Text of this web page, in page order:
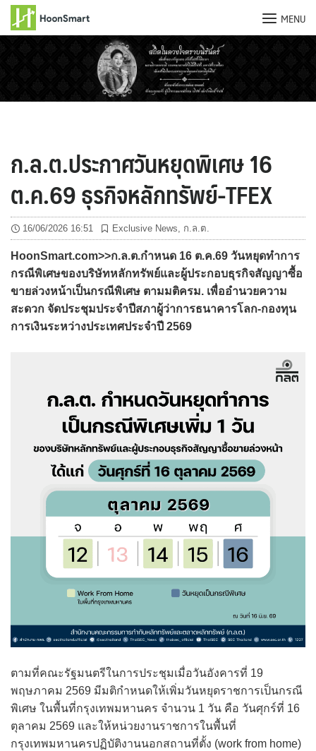
MENU
ก.ล.ต.ประกาศวันหยุดพิเศษ 16
ต.ค.69 ธุรกิจหลักทรัพย์-TFEX
16/06/2026 16:51 Exclusive News ก.ล.ต.
HoonSmart.com>>ก.ล.ต.กำหนด 16 ต.ค.69 วันหยุดทำการ
กรณีพิเศษของบริษัทหลักทรัพย์และผู้ประกอบธุรกิจสัญญาซื้อ
ขายล่วงหน้าเป็นกรณีพิเศษ ตามมติครม. เพื่ออำนวยความ
สะดวก จัดประชุมประจำปีสภาผู้ว่าการธนาคารโลก-กองทุน
การเงินระหว่างประเทศประจำปี 2569
ตามที่คณะรัฐมนตรีในการประชุมเมื่อวันอังคารที่ 19
พฤษภาคม 2569 มีมติกำหนดให้เพิ่มวันหยุดราชการเป็นกรณี
พิเศษ ในพื้นที่กรุงเทพมหานคร จำนวน 1 วัน คือ วันศุกร์ที่ 16
ตุลาคม 2569 และให้หน่วยงานราชการในพื้นที่
กรุงเทพมหานครปฏิบัติงานนอกสถานที่ตั้ง (work from home)